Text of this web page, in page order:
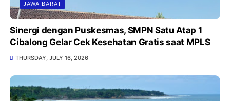
JAWA BARAT
Sinergi dengan Puskesmas, SMPN Satu Atap 1
Cibalong Gelar Cek Kesehatan Gratis saat MPLS
THURSDAY, JULY 16, 2026